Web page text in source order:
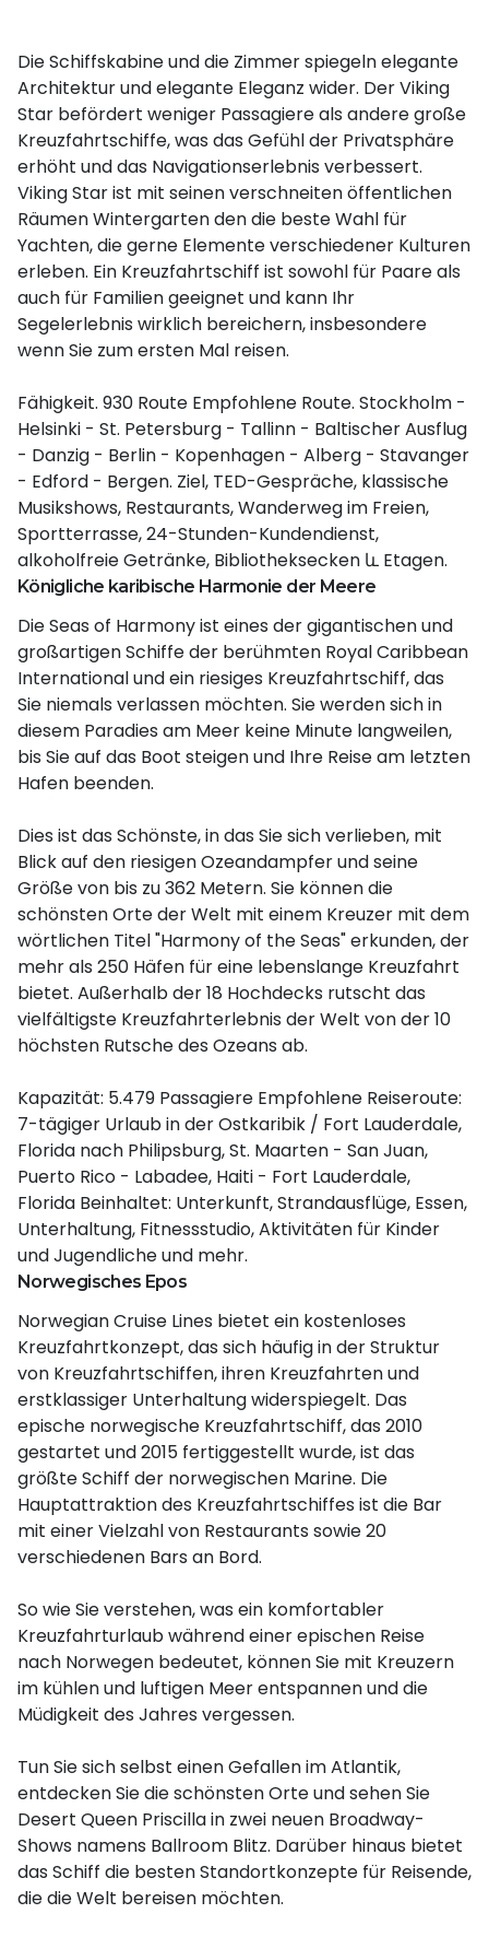
Die Schiffskabine und die Zimmer spiegeln elegante
Architektur und elegante Eleganz wider. Der Viking
Star befördert weniger Passagiere als andere große
Kreuzfahrtschiffe, was das Gefühl der Privatsphäre
erhöht und das Navigationserlebnis verbessert.
Viking Star ist mit seinen verschneiten öffentlichen
Räumen Wintergarten den die beste Wahl für
Yachten, die gerne Elemente verschiedener Kulturen
erleben. Ein Kreuzfahrtschiff ist sowohl für Paare als
auch für Familien geeignet und kann Ihr
Segelerlebnis wirklich bereichern, insbesondere
wenn Sie zum ersten Mal reisen.
Fähigkeit. 930 Route Empfohlene Route. Stockholm -
Helsinki - St. Petersburg - Tallinn - Baltischer Ausflug
- Danzig - Berlin - Kopenhagen - Alberg - Stavanger
- Edford - Bergen. Ziel, TED-Gespräche, klassische
Musikshows, Restaurants, Wanderweg im Freien,
Sportterrasse, 24-Stunden-Kundendienst,
alkoholfreie Getränke, Bibliotheksecken և Etagen.
Königliche karibische Harmonie der Meere
Die Seas of Harmony ist eines der gigantischen und
großartigen Schiffe der berühmten Royal Caribbean
International und ein riesiges Kreuzfahrtschiff, das
Sie niemals verlassen möchten. Sie werden sich in
diesem Paradies am Meer keine Minute langweilen,
bis Sie auf das Boot steigen und Ihre Reise am letzten
Hafen beenden.
Dies ist das Schönste, in das Sie sich verlieben, mit
Blick auf den riesigen Ozeandampfer und seine
Größe von bis zu 362 Metern. Sie können die
schönsten Orte der Welt mit einem Kreuzer mit dem
wörtlichen Titel "Harmony of the Seas" erkunden, der
mehr als 250 Häfen für eine lebenslange Kreuzfahrt
bietet. Außerhalb der 18 Hochdecks rutscht das
vielfältigste Kreuzfahrterlebnis der Welt von der 10
höchsten Rutsche des Ozeans ab.
Kapazität: 5.479 Passagiere Empfohlene Reiseroute:
7-tägiger Urlaub in der Ostkaribik / Fort Lauderdale,
Florida nach Philipsburg, St. Maarten - San Juan,
Puerto Rico - Labadee, Haiti - Fort Lauderdale,
Florida Beinhaltet: Unterkunft, Strandausflüge, Essen,
Unterhaltung, Fitnessstudio, Aktivitäten für Kinder
und Jugendliche und mehr.
Norwegisches Epos
Norwegian Cruise Lines bietet ein kostenloses
Kreuzfahrtkonzept, das sich häufig in der Struktur
von Kreuzfahrtschiffen, ihren Kreuzfahrten und
erstklassiger Unterhaltung widerspiegelt. Das
epische norwegische Kreuzfahrtschiff, das 2010
gestartet und 2015 fertiggestellt wurde, ist das
größte Schiff der norwegischen Marine. Die
Hauptattraktion des Kreuzfahrtschiffes ist die Bar
mit einer Vielzahl von Restaurants sowie 20
verschiedenen Bars an Bord.
So wie Sie verstehen, was ein komfortabler
Kreuzfahrturlaub während einer epischen Reise
nach Norwegen bedeutet, können Sie mit Kreuzern
im kühlen und luftigen Meer entspannen und die
Müdigkeit des Jahres vergessen.
Tun Sie sich selbst einen Gefallen im Atlantik,
entdecken Sie die schönsten Orte und sehen Sie
Desert Queen Priscilla in zwei neuen Broadway-
Shows namens Ballroom Blitz. Darüber hinaus bietet
das Schiff die besten Standortkonzepte für Reisende,
die die Welt bereisen möchten.